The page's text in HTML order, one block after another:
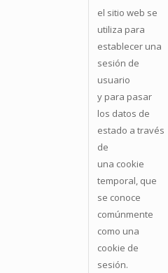
el sitio web se
utiliza para
establecer una
sesión de
usuario
y para pasar
los datos de
estado a través
de
una cookie
temporal, que
se conoce
comúnmente
como una
cookie de
sesión.